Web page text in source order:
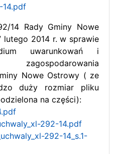
14.pdf
14 Rady Gminy Nowe
lutego 2014 r. w sprawie
uwarunkowań i
Nowe Ostrowy ( ze
duży rozmiar pliku
na części):
292-14.pdf
292-14_s.1-